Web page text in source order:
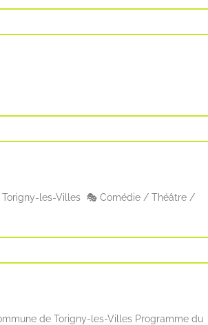
Torigny-les-Villes 🎭 Comédie / Théâtre /
de Torigny-les-Villes Programme du